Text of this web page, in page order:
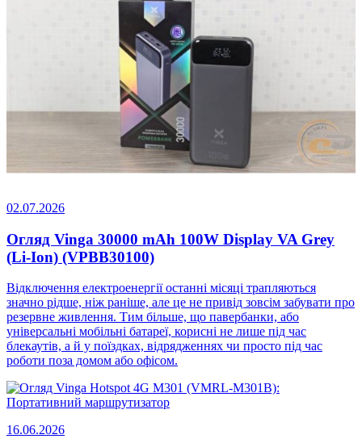
02.07.2026
Огляд Vinga 30000 mAh 100W Display VA Grey
(Li-Ion) (VPBB30100)
Відключення електроенергії останні місяці трапляються
значно рідше, ніж раніше, але це не привід зовсім забувати про
резервне живлення. Тим більше, що павербанки, або
універсальні мобільні батареї, корисні не лише під час
блекаутів, а й у поїздках, відрядженнях чи просто під час
роботи поза домом або офісом.
16.06.2026